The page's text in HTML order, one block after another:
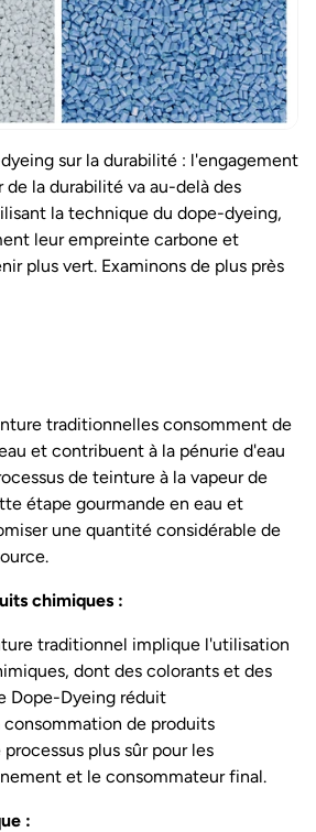
sur la durabilité : l'engagement
la durabilité va au-delà des
la technique du dope-dyeing,
leur empreinte carbone et
plus vert. Examinons de plus près
traditionnelles consomment de
et contribuent à la pénurie d'eau
de teinture à la vapeur de
étape gourmande en eau et
une quantité considérable de
chimiques :
traditionnel implique l'utilisation
dont des colorants et des
Dope-Dyeing réduit
de produits
plus sûr pour les
et le consommateur final.
: